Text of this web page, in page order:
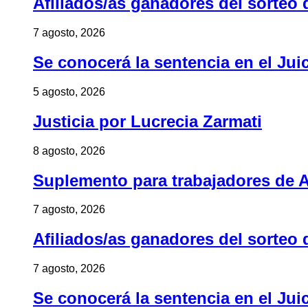
7 agosto, 2026
Se conocerá la sentencia en el
5 agosto, 2026
Justicia por Lucrecia Zarmati
8 agosto, 2026
Suplemento para trabajadores de
7 agosto, 2026
Afiliados/as ganadores del sorteo
7 agosto, 2026
Se conocerá la sentencia en el